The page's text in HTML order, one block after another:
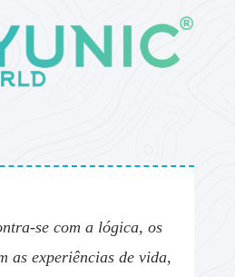
se com a lógica, os
as experiências de vida,